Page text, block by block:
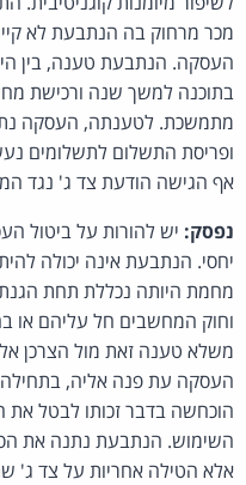
מכר מרחוק בה הנתבעת לא
העסקה. הנתבעת טענה, בין
בתוכנה למשך שנה ורכישת
מתמשכת. לטענתה, העסקה
ופריסת התשלום לתשלומים
אף הגישה הודעת צד ג' נגד
נפסק: יש להורות על ביטול
יחסי. הנתבעת אינה יכולה
מחמת היותה נכללת תחת הגנת
וחוק המחשבים חל עליהם או
משלא טענה זאת מול הצרכן
העסקה עת פנה אליה,
השימוש. הנתבעת נתנה את
אלא הטילה אחריות על צד ג'